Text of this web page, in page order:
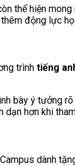
thể hiện
động lực
trình tiếng
bày ý tưởng
hơn khi
dành